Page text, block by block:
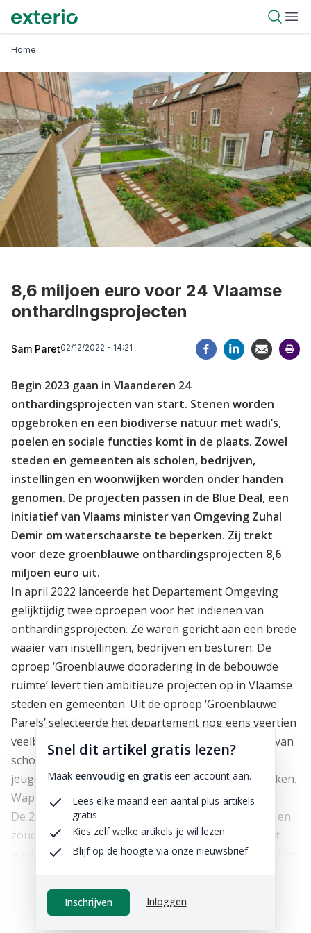
Overslaan
en
inhoud
gaan
Exterio
Open
Kruimelpad
Home
8,6 miljoen euro voor 24 Vlaamse
onthardingsprojecten
Sam Paret02/12/2022 - 14:21
Begin 2023 gaan in Vlaanderen 24
onthardingsprojecten van start. Stenen worden
opgebroken en een biodiverse natuur met wadi’s,
poelen en sociale functies komt in de plaats. Zowel
steden en gemeenten als scholen, bedrijven,
instellingen en woonwijken worden onder handen
genomen. De projecten passen in de Blue Deal, een
initiatief van Vlaams minister van Omgeving Zuhal
Demir om waterschaarste te beperken. Zij trekt
voor deze groenblauwe onthardingsprojecten 8,6
miljoen euro uit.
In april 2022 lanceerde het Departement Omgeving
gelijktijdig twee oproepen voor het indienen van
onthardingsprojecten. Ze waren gericht aan een brede
waaier van instellingen, bedrijven en besturen. De
oproep ‘Groenblauwe dooradering in de bebouwde
ruimte’ levert tien ambitieuze projecten op in Vlaamse
steden en gemeenten. Uit de oproep ‘Groenblauwe
Parels’ selecteerde het departement nog eens veertien
veelbelovende onthardingsprojecten op terreinen van
scholen, zorginstellingen, bedrijven,
jeugdverenigingen, sportverenigingen en woonwijken.
Wapen tegen droogte en overstroming
De 24 projecten starten in de eerste helft van 2023 en
zouden moeten klaar zijn tegen 2026. In elk project
gaat veel aandacht naar watercaptatie en -infiltratie én
naar een biodiverse inrichting. Deze projecten vormen
een cruciale stap in het beter bestand maken van
Vlaanderen tegen droogte en overstromingen als
gevolg van de klimaatverandering. Daarnaast vormt
Snel dit artikel gratis lezen?
Maak eenvoudig en gratis een account aan.
Lees elke maand een aantal plus-artikels
gratis
Kies zelf welke artikels je wil lezen
Blijf op de hoogte via onze nieuwsbrief
Inschrijven Inloggen